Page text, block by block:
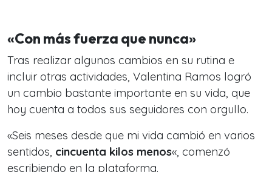
«Con más fuerza que nunca»
Tras realizar algunos cambios en su rutina e
incluir otras actividades, Valentina Ramos logró
un cambio bastante importante en su vida, que
hoy cuenta a todos sus seguidores con orgullo.
«Seis meses desde que mi vida cambió en varios
sentidos, cincuenta kilos menos«, comenzó
escribiendo en la plataforma.